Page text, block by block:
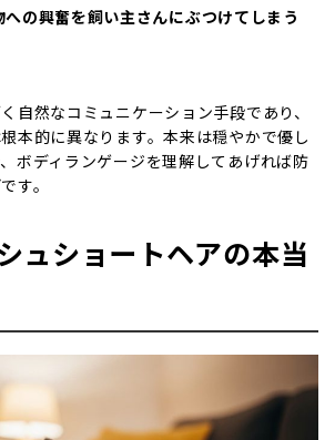
の興奮を飼い主さんにぶつけてしまう
自然なコミュニケーション手段であり、
根本的に異なります。本来は穏やかで優し
ボディランゲージを理解してあげれば防
す。
ュショートヘアの本当